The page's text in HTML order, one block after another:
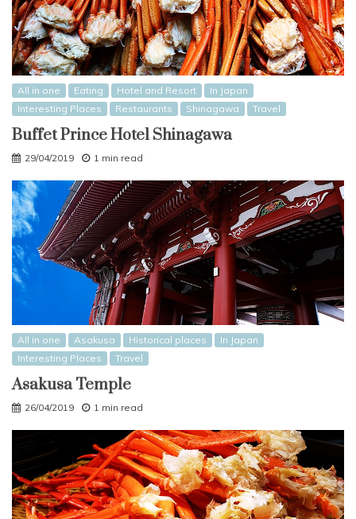
All in one Eating Hotel and Resort
In Japan
Interesting Places
Restaurants Shinagawa Travel
Buffet Prince Hotel Shinagawa
29/04/2019 1 min read
All in one Asakusa Historical places
In Japan
Interesting Places
Travel
Asakusa Temple
26/04/2019 1 min read